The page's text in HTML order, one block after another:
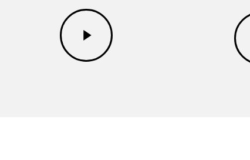
Play
Video
Play
Video